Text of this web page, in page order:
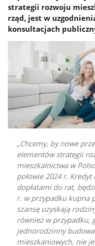
strategii rozwoju
rząd, jest w
konsultacjach
Chcemy, by nowe
elementów strategii
mieszkalnictwa w
połowie 2024 r.
dopłatami do rat,
r. w przypadku kupna
szansę uzyskają
również w przypadku,
jednorodzinny
mieszkaniowych, nie